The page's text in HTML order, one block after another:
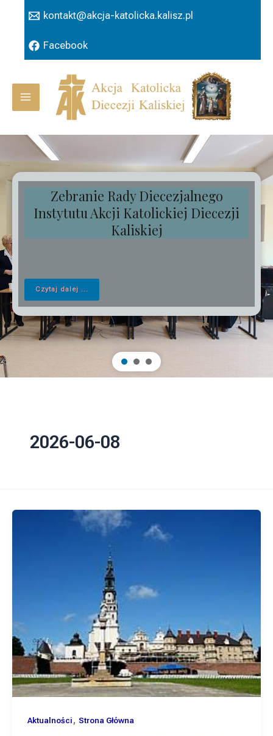
kontakt@akcja-katolicka.kalisz.pl
Facebook
Main
Menu
Zebranie Rady Diecezjalnego
Instytutu Akcji Katolickiej Diecezji
Kaliskiej
Czytaj dalej ...
2026-06-08
Aktualności , Strona Główna